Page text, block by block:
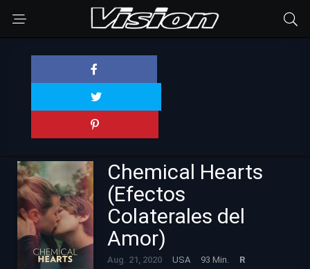
Chemical Hearts
(Efectos
Colaterales del
Amor)
Aug. 21, 2020 USA 93 Min. R